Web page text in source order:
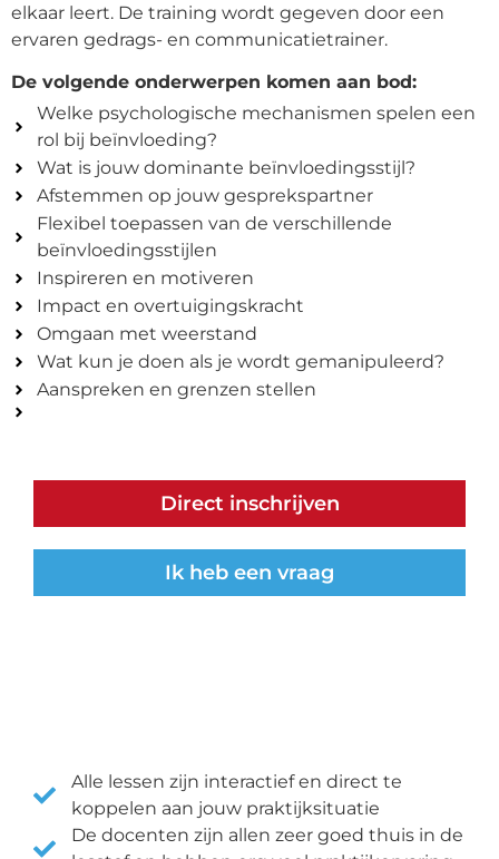
elkaar leert. De training wordt gegeven door een
ervaren gedrags- en communicatietrainer.
De volgende onderwerpen komen aan bod:
Welke psychologische mechanismen spelen een
rol bij beïnvloeding?
Wat is jouw dominante beïnvloedingsstijl?
Afstemmen op jouw gesprekspartner
Flexibel toepassen van de verschillende
beïnvloedingsstijlen
Inspireren en motiveren
Impact en overtuigingskracht
Omgaan met weerstand
Wat kun je doen als je wordt gemanipuleerd?
Aanspreken en grenzen stellen
Direct inschrijven
Ik heb een vraag
Alle lessen zijn interactief en direct te
koppelen aan jouw praktijksituatie
De docenten zijn allen zeer goed thuis in de